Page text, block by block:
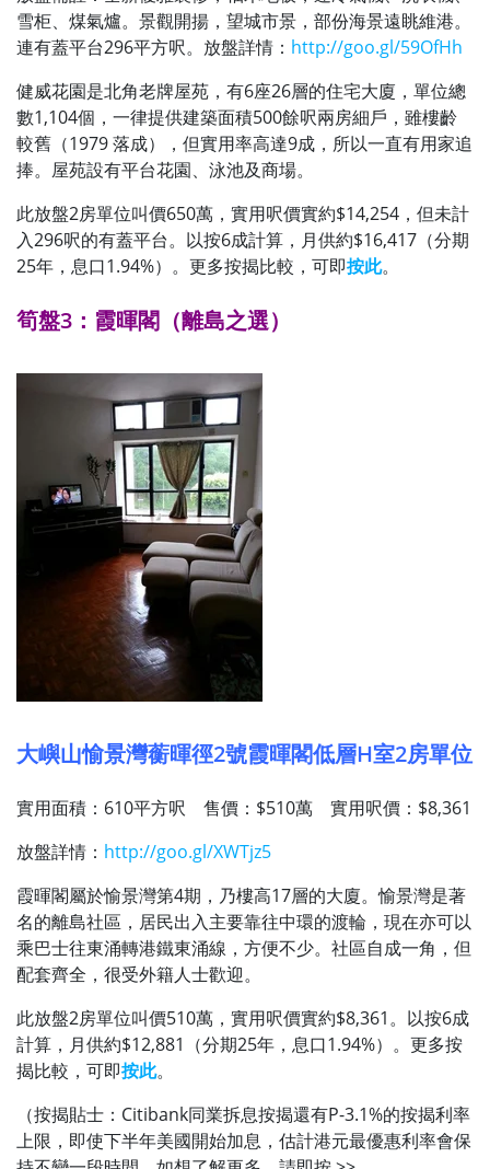
雪柜、煤氣爐。景觀開揚，望城市景，部份海景遠眺維港。
連有蓋平台296平方呎。放盤詳情： http://goo.gl/59OfHh
健威花園是北角老牌屋苑，有6座26層的住宅大廈，單位總
數1,104個，一律提供建築面積500餘呎兩房細戶，雖樓齡
較舊（1979 落成），但實用率高達9成，所以一直有用家追
捧。屋苑設有平台花園、泳池及商場。
此放盤2房單位叫價650萬，實用呎價實約$14,254，但未計
入296呎的有蓋平台。以按6成計算，月供約$16,417（分期
25年，息口1.94%）。更多按揭比較，可即按此。
筍盤3：霞暉閣（離島之選）
大嶼山愉景灣蘅暉徑2號霞暉閣低層H室2房單位
實用面積：610平方呎 售價：$510萬 實用呎價：$8,361
放盤詳情： http://goo.gl/XWTjz5
霞暉閣屬於愉景灣第4期，乃樓高17層的大廈。愉景灣是著
名的離島社區，居民出入主要靠往中環的渡輪，現在亦可以
乘巴士往東涌轉港鐵東涌線，方便不少。社區自成一角，但
配套齊全，很受外籍人士歡迎。
此放盤2房單位叫價510萬，實用呎價實約$8,361。以按6成
計算，月供約$12,881（分期25年，息口1.94%）。更多按
揭比較，可即按此。
（按揭貼士：Citibank同業拆息按揭還有P-3.1%的按揭利率
上限，即使下半年美國開始加息，估計港元最優惠利率會保